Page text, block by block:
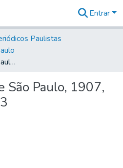
&
Coleções
Tudo na
Biblioteca
Estatísticas
Entrar
Paulistas
O Commercio de São Paulo, 1907, Ano XIV, n. 0333
São Paulo, 1907,